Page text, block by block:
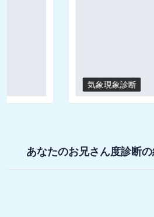
あなたのお兄さん度診断